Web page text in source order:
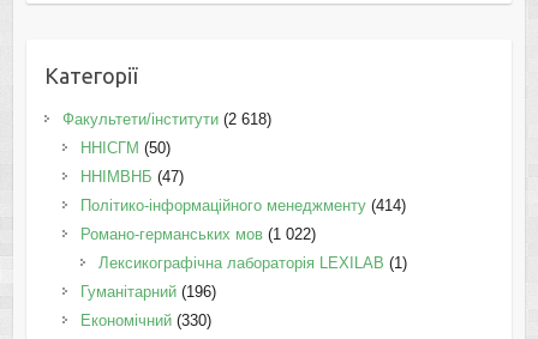
Категорії
Факультети/інститути(2 618)
ННІСГМ (50)
ННІМВНБ (47)
Політико-інформаційного менеджменту(414)
Романо-германських мов(1 022)
Лексикографічна лабораторія LEXILAB (1)
Гуманітарний(196)
Економічний(330)